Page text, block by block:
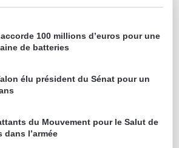
100 millions d’euros pour une
de batteries
élu président du Sénat pour un
du Mouvement pour le Salut de
dans l’armée